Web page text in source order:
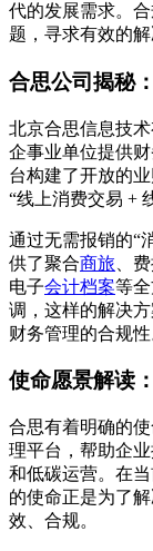
代的发展需求。
题，寻求有效的解
合思公司揭秘
北京合思信息技
企事业单位提供
台构建了开放的
“线上消费交易 +
通过无需报销的“
供了聚合商旅 、
电子会计档案等
调，这样的解决
财务管理的合规性
使命愿景解读
合思有着明确的
理平台，帮助企
和低碳运营。在
的使命正是为了
效、合规。